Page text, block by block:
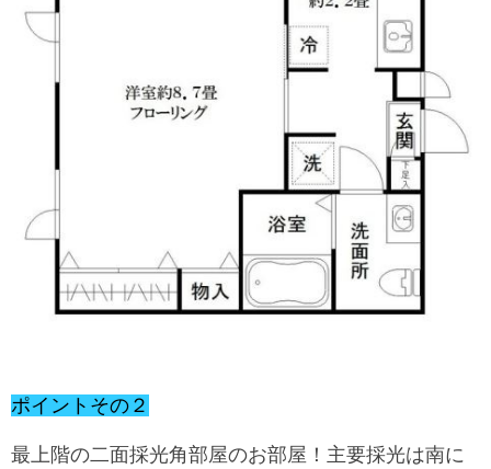
ポイントその２
最上階の二面採光角部屋のお部屋！主要採光は南に